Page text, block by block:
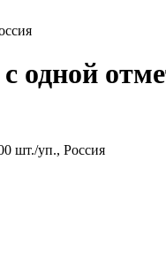
одной